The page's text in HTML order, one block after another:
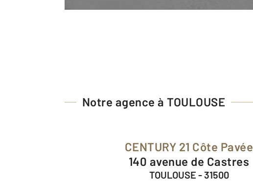
Notre agence à TOULOUSE
CENTURY 21 Côte Pavée
140 avenue de Castres
TOULOUSE - 31500